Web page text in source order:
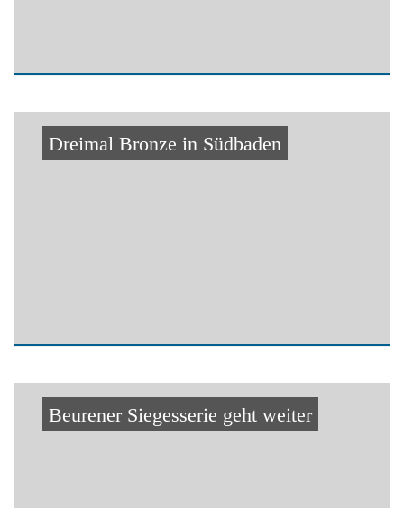
Dreimal Bronze in Südbaden
Beurener Siegesserie geht weiter